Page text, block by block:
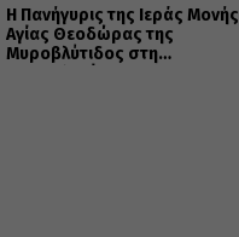
Η Πανήγυρις της Ιεράς Μονής
Αγίας Θεοδώρας της
Μυροβλύτιδος στη